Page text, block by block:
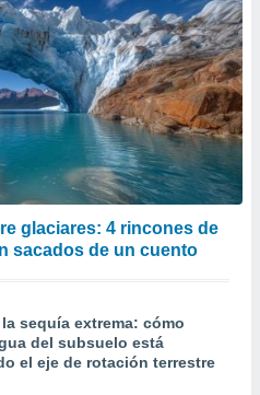
glaciares: 4 rincones de
sacados de un cuento
sequía extrema: cómo
del subsuelo está
el eje de rotación terrestre